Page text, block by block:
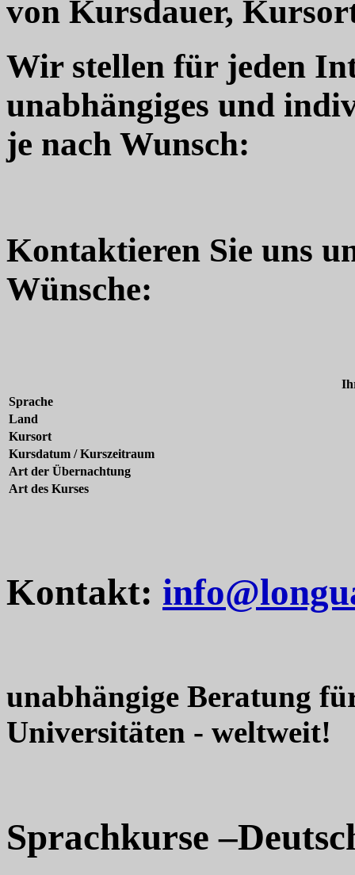
von Kursdauer,
Wir stellen für jeden
unabhängiges und
je nach Wunsch:
Kontaktieren Sie uns
Wünsche:
Sprache
Land
Kursort
Kursdatum / Kurszeitraum
Art der Übernachtung
Art des Kurses
Kontakt:
unabhängige Beratung
Universitäten - weltweit!
Sprachkurse